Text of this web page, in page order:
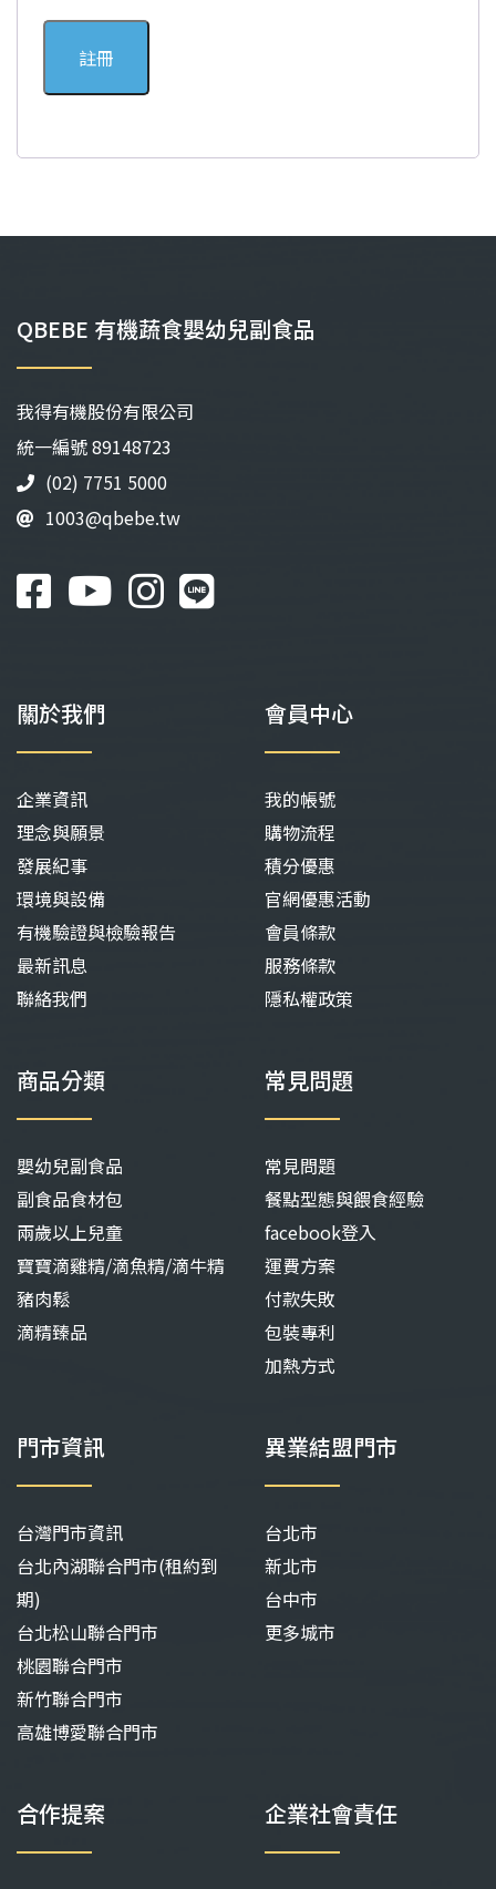
註冊
QBEBE 有機蔬食嬰幼兒副食品
我得有機股份有限公司
統⼀編號 89148723
(02) 7751 5000
1003@qbebe.tw
關於我們
企業資訊
理念與願景
發展紀事
環境與設備
有機驗證與檢驗報告
最新訊息
聯絡我們
會員中心
我的帳號
購物流程
積分優惠
官網優惠活動
會員條款
服務條款
隱私權政策
商品分類
嬰幼兒副食品
副食品食材包
兩歲以上兒童
寶寶滴雞精/滴魚精/滴牛精
豬肉鬆
滴精臻品
常見問題
常見問題
餐點型態與餵食經驗
facebook登入
運費方案
付款失敗
包裝專利
加熱方式
門市資訊
台灣門市資訊
台北內湖聯合門市(租約到
期)
台北松山聯合門市
桃園聯合門市
新竹聯合門市
高雄博愛聯合門市
異業結盟門市
台北市
新北市
台中市
更多城市
合作提案 企業社會責任